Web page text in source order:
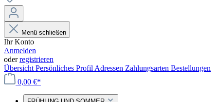
Menü schließen
Ihr Konto
Anmelden
oderregistrieren
Übersicht Persönliches Profil Adressen Zahlungsarten Bestellungen
0,00 €*